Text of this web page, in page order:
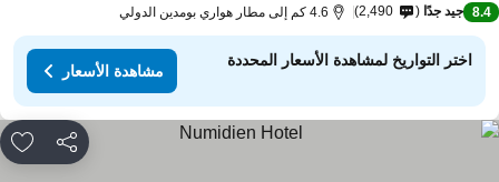
8.4 جيد جدًا 2,490 4.6 كم إلى مطار هواري بومدين الدولي
اختر التواريخ لمشاهدة الأسعار المحددة
مشاهدة الأسعار
مشاركة